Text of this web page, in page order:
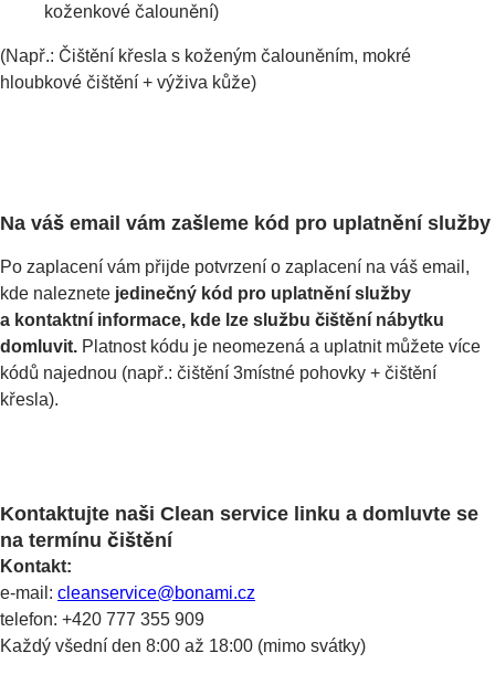
koženkové čalounění)
(Např.: Čištění křesla s koženým čalouněním, mokré
hloubkové čištění + výživa kůže)
Na váš email vám zašleme kód pro uplatnění služby
Po zaplacení vám přijde potvrzení o zaplacení na váš email,
kde naleznete jedinečný kód pro uplatnění služby
a kontaktní informace, kde lze službu čištění nábytku
domluvit. Platnost kódu je neomezená a uplatnit můžete více
kódů najednou (např.: čištění 3místné pohovky + čištění
křesla).
Kontaktujte naši Clean service linku a domluvte se
na termínu čištění
Kontakt:
e-mail: cleanservice@bonami.cz
telefon: +420 777 355 909
Každý všední den 8:00 až 18:00 (mimo svátky)